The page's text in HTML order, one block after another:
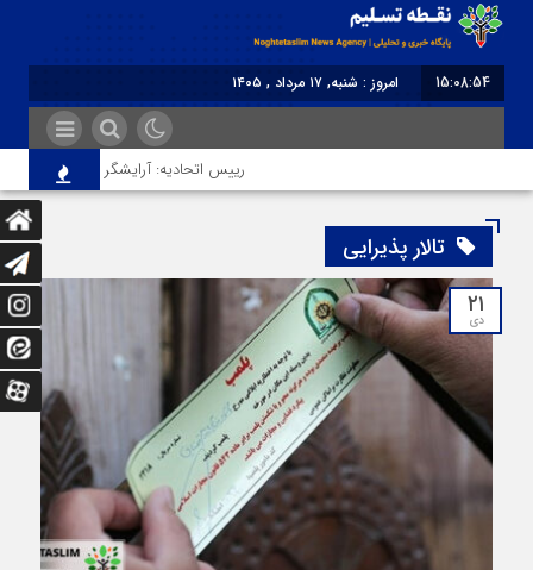
15:08:54
امروز : شنبه, ۱۷ مرداد , ۱۴۰۵
رییس اتحادیه: آرایشگر هتاک در قزوین
تالار پذیرایی
۲۱
دی